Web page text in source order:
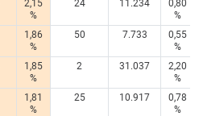
2,15
%
24 11.234
0,80
%
1,86
%
50 7.733
0,55
%
1,85
%
2 31.037
2,20
%
1,81
%
25 10.917
0,78
%